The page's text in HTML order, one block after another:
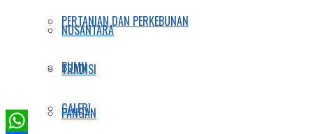
NUSANTARA
TRADISI
GALERI
PERTANIAN DAN PERKEBUNAN
BUMN
PANGAN